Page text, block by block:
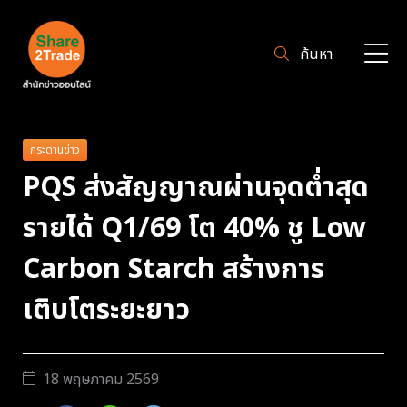
ค้นหา
กระดานข่าว
PQS ส่งสัญญาณผ่านจุดต่ำสุด
รายได้ Q1/69 โต 40% ชู Low
Carbon Starch สร้างการ
เติบโตระยะยาว
18 พฤษภาคม 2569